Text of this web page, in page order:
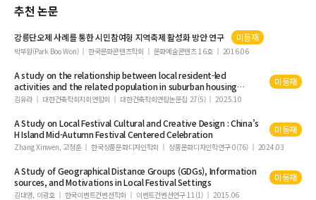
호텔기업의 시장지향성이 경영전략과 경영성과에 미치는 영향
호텔기업의 혁신지향문화와 학습지향성이 직무성과에 미치는 영향
행동의도에 미치는 영향에 있어 전이 동기의 조절 효과에 관한 연구
소비성향에 따른 호텔 선택속성의 차이연구
항공서비스전공 대학생의 자아존중감과 진로성숙도의 영향 관계
COVID-19에 의한 관광산업 현황분석 및 대응방안
문화관광자원 방문경험에 따른 관광만족과 행동의도 비교연구
중국 SNS의 한국관광 구전정보 특성과 정보발신자 특성이 구전효과에 미치는 영향
추천 논문
강릉단오제 사례를 통한 시민참여형 지역축제 활성화 방안 연구 미등재
박부원(Park Boo Won) 한국문화콘텐츠학회 문화예술콘텐츠 16호 2016.06
A study on the relationship betweenlocalresident-led
activities and the related population in suburban housing
complexes -Examining The Case of the Kozoji New Town
미등재
김유라 대한건축학회지회연합회 대한건축학회연합논문집 27(5) 2025.10
A Study onLocalFestivalCultural and Creative Design : China’s
H Island Mid-AutumnFestivalCentered Celebration 미등재
Zhang Xinwen, 고정훈 한국상품문화디자인학회 상품문화디자인학연구 0(76) 2024.03
A Study of Geographical Distance Groups (GDGs), Information
sources, and Motivations inLocalFestivalSettings 미등재
김대영, 이광호 한국이벤트컨벤션학회 이벤트컨벤션연구 11(1) 2015.06